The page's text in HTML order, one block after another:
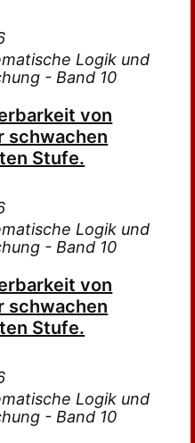
Logik und
- Band 10
von
schwachen
Stufe.
Logik und
- Band 10
von
schwachen
Stufe.
Logik und
- Band 10